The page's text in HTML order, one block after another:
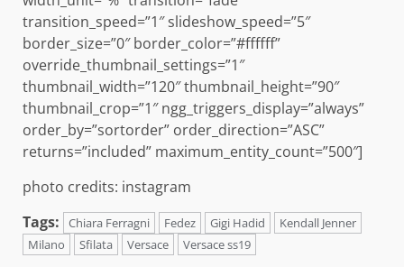
transition_speed=”1″ slideshow_speed=”5″
border_size=”0″ border_color=”#ffffff”
override_thumbnail_settings=”1″
thumbnail_width=”120″ thumbnail_height=”90″
thumbnail_crop=”1″ ngg_triggers_display=”always”
order_by=”sortorder” order_direction=”ASC”
returns=”included” maximum_entity_count=”500″]
photo credits: instagram
Tags:
Chiara Ferragni Fedez Gigi Hadid
Kendall Jenner
Milano
Sfilata Versace Versace ss19